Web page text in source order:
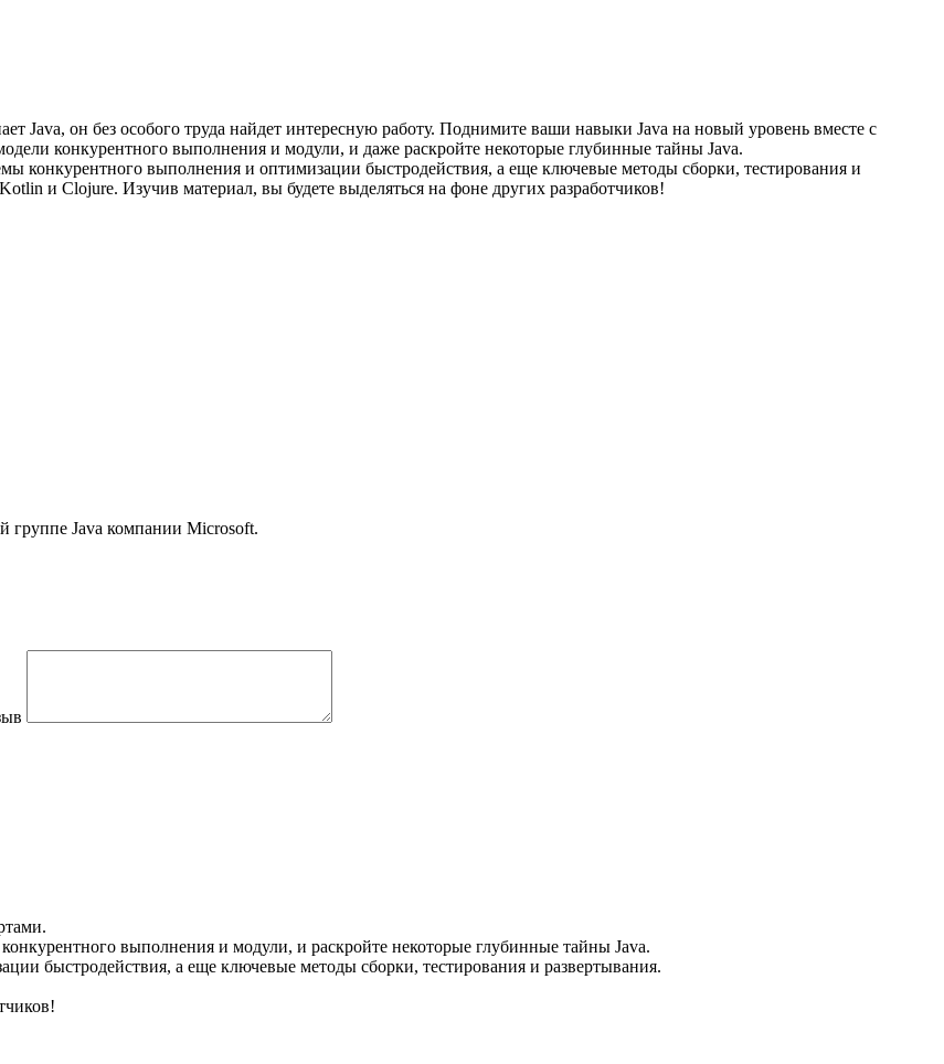
Java, он без особого труда найдет интересную работу. Поднимите ваши навыки Java на новый уровень вместе с
конкурентного выполнения и модули, и даже раскройте некоторые глубинные тайны Java.
конкурентного выполнения и оптимизации быстродействия, а еще ключевые методы сборки, тестирования и
и Clojure. Изучив материал, вы будете выделяться на фоне других разработчиков!
группе Java компании Microsoft.
выполнения и модули, и раскройте некоторые глубинные тайны Java.
быстродействия, а еще ключевые методы сборки, тестирования и развертывания.